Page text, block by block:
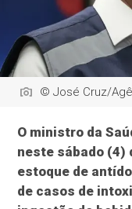
© José Cruz/
O ministro da
neste sábado (4)
estoque de
de casos de